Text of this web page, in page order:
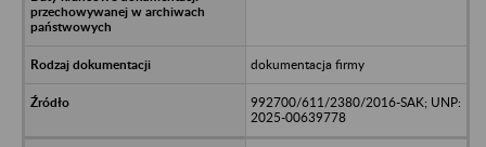
dokumentacja firmy
992700/611/2380/2016-SAK; UNP:
2025-00639778